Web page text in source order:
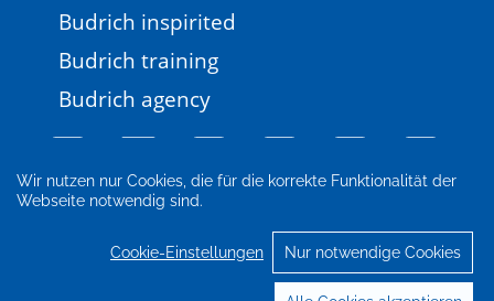
Wir nutzen nur Cookies, die für die korrekte Funktionalität der
Webseite notwendig sind.
Cookie-Einstellungen Nur notwendige Cookies
Budrich inspirited
Budrich training
Budrich agency
Impressum
Datenschutz
Cookie-Einstellungen
© 2026 Verlag Barbara Budrich